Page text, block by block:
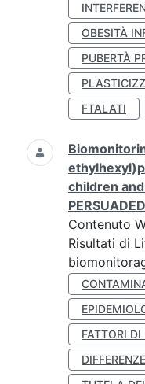
OBESITÀ
PUBERTÀ
FTALATI
children
Contenuto
Risultati di
FATTORI DI